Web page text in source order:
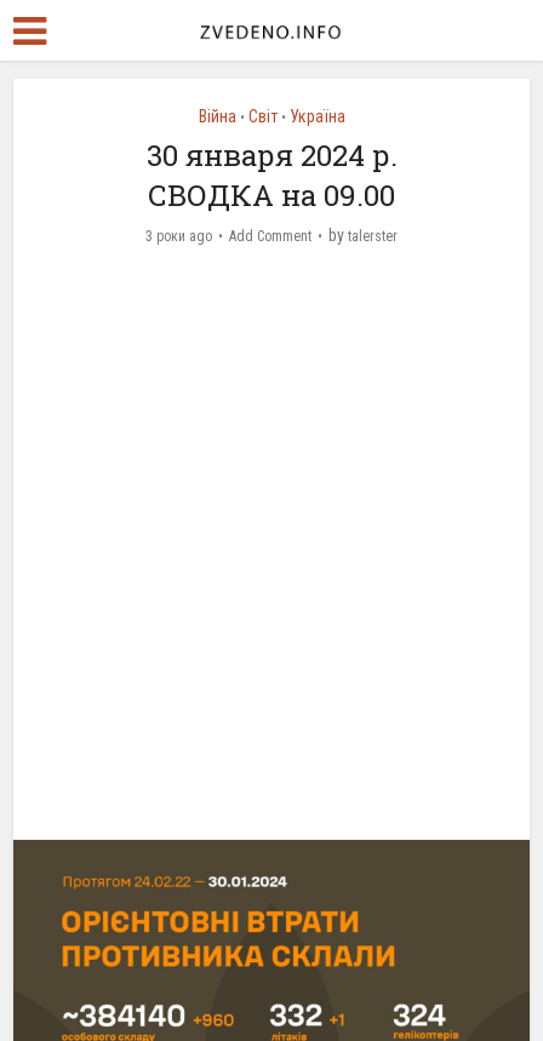
Війна • Світ • Україна
30 января 2024 р.
СВОДКА на 09.00
3 роки ago Add Comment by talerster